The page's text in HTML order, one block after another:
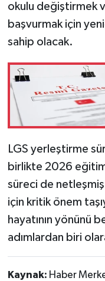
okulu değiştirmek
başvurmak için
sahip olacak.
LGS yerleştirme
birlikte 2026 eğitim
süreci de
için kritik önem
hayatının yönünü
adımlardan biri
Kaynak: Haber